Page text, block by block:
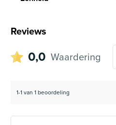
Reviews
0,0 Waardering
1-1 van 1 beoordeling